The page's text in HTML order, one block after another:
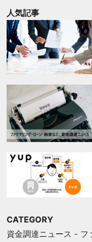
人気記事
CATEGORY
資金調達ニュース - フ